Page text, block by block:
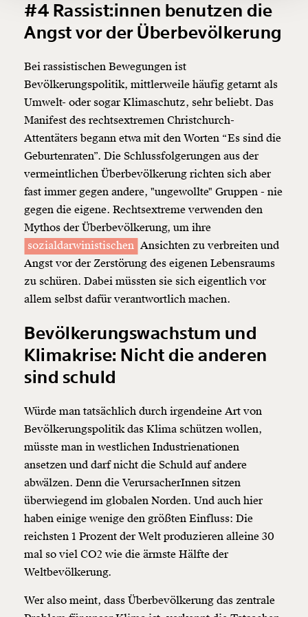
Ich möchte meine Spende verschenken.
Du erhältst eine E-Mail mit deiner
Geschenkurkunde im PDF-Format, welche Du
kannst.
Weiter
1/3
#4 Rassist:innen benutzen die
Angst vor der Überbevölkerung
Bei rassistischen Bewegungen ist
Bevölkerungspolitik, mittlerweile häufig getarnt als
Umwelt- oder sogar Klimaschutz, sehr beliebt. Das
Manifest des rechtsextremen Christchurch-
Attentäters begann etwa mit den Worten “Es sind die
Geburtenraten”. Die Schlussfolgerungen aus der
vermeintlichen Überbevölkerung richten sich aber
fast immer gegen andere, "ungewollte" Gruppen - nie
gegen die eigene. Rechtsextreme verwenden den
Mythos der Überbevölkerung, um ihre
sozialdarwinistischen Ansichten zu verbreiten und
Angst vor der Zerstörung des eigenen Lebensraums
zu schüren. Dabei müssten sie sich eigentlich vor
allem selbst dafür verantwortlich machen.
Bevölkerungswachstum und
Klimakrise: Nicht die anderen
sind schuld
Würde man tatsächlich durch irgendeine Art von
Bevölkerungspolitik das Klima schützen wollen,
müsste man in westlichen Industrienationen
ansetzen und darf nicht die Schuld auf andere
abwälzen. Denn die VerursacherInnen sitzen
überwiegend im globalen Norden. Und auch hier
haben einige wenige den größten Einfluss: Die
reichsten 1 Prozent der Welt produzieren alleine 30
mal so viel CO2 wie die ärmste Hälfte der
Weltbevölkerung.
Wer also meint, dass Überbevölkerung das zentrale